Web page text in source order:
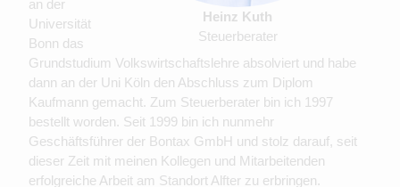
Heinz Kuth
Steuerberater
an der
Universität
Bonn das
Grundstudium Volkswirtschaftslehre absolviert und habe
dann an der Uni Köln den Abschluss zum Diplom
Kaufmann gemacht. Zum Steuerberater bin ich 1997
bestellt worden. Seit 1999 bin ich nunmehr
Geschäftsführer der Bontax GmbH und stolz darauf, seit
dieser Zeit mit meinen Kollegen und Mitarbeitenden
erfolgreiche Arbeit am Standort Alfter zu erbringen.